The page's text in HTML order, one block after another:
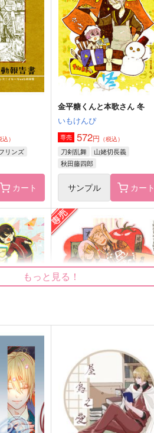
作品詳細
いもけんぴ
572円（税込）
山姥切長義
サンプル 作品詳細
作品詳細
くにちょぎweb再録集
talisona
1,179
サンプル 作品詳細
込）
リンズ
カート
金平糖くんと本歌さん 冬
いもけんぴ
専売 572円 （税込）
刀剣乱舞
山姥切長義
秋田藤四郎
サンプル カート
ちは
過去録 -再- 参ト四
いもけんぴ
専売 3,287円 （税込）
刀剣乱舞
山伏国広
もっと見る！